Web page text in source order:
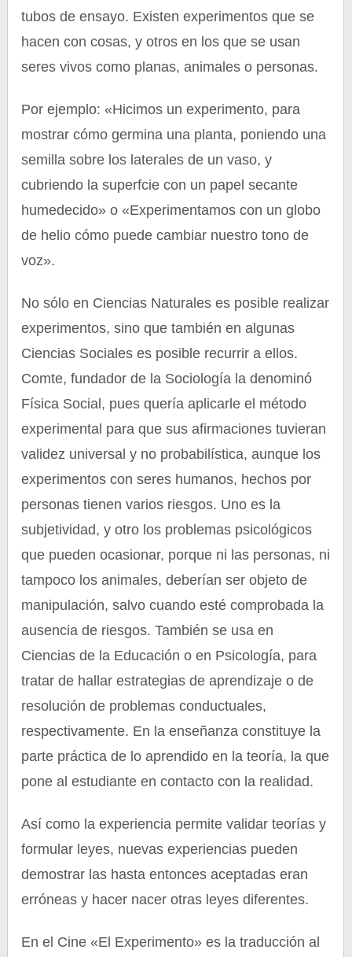
tubos de ensayo. Existen experimentos que se
hacen con cosas, y otros en los que se usan
seres vivos como planas, animales o personas.
Por ejemplo: «Hicimos un experimento, para
mostrar cómo germina una planta, poniendo una
semilla sobre los laterales de un vaso, y
cubriendo la superfcie con un papel secante
humedecido» o «Experimentamos con un globo
de helio cómo puede cambiar nuestro tono de
voz».
No sólo en Ciencias Naturales es posible realizar
experimentos, sino que también en algunas
Ciencias Sociales es posible recurrir a ellos.
Comte, fundador de la Sociología la denominó
Física Social, pues quería aplicarle el método
experimental para que sus afirmaciones tuvieran
validez universal y no probabilística, aunque los
experimentos con seres humanos, hechos por
personas tienen varios riesgos. Uno es la
subjetividad, y otro los problemas psicológicos
que pueden ocasionar, porque ni las personas, ni
tampoco los animales, deberían ser objeto de
manipulación, salvo cuando esté comprobada la
ausencia de riesgos. También se usa en
Ciencias de la Educación o en Psicología, para
tratar de hallar estrategias de aprendizaje o de
resolución de problemas conductuales,
respectivamente. En la enseñanza constituye la
parte práctica de lo aprendido en la teoría, la que
pone al estudiante en contacto con la realidad.
Así como la experiencia permite validar teorías y
formular leyes, nuevas experiencias pueden
demostrar las hasta entonces aceptadas eran
erróneas y hacer nacer otras leyes diferentes.
En el Cine «El Experimento» es la traducción al